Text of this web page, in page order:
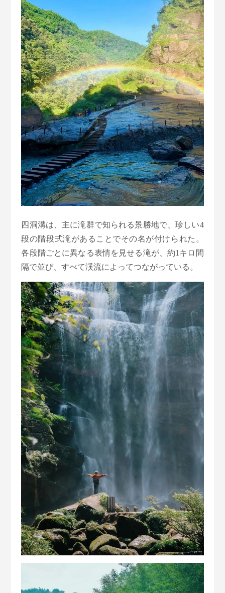
四洞溝は、主に滝群で知られる景勝地で、珍しい4
段の階段式滝があることでその名が付けられた。
各段階ごとに異なる表情を見せる滝が、約1キロ間
隔で並び、すべて渓流によってつながっている。